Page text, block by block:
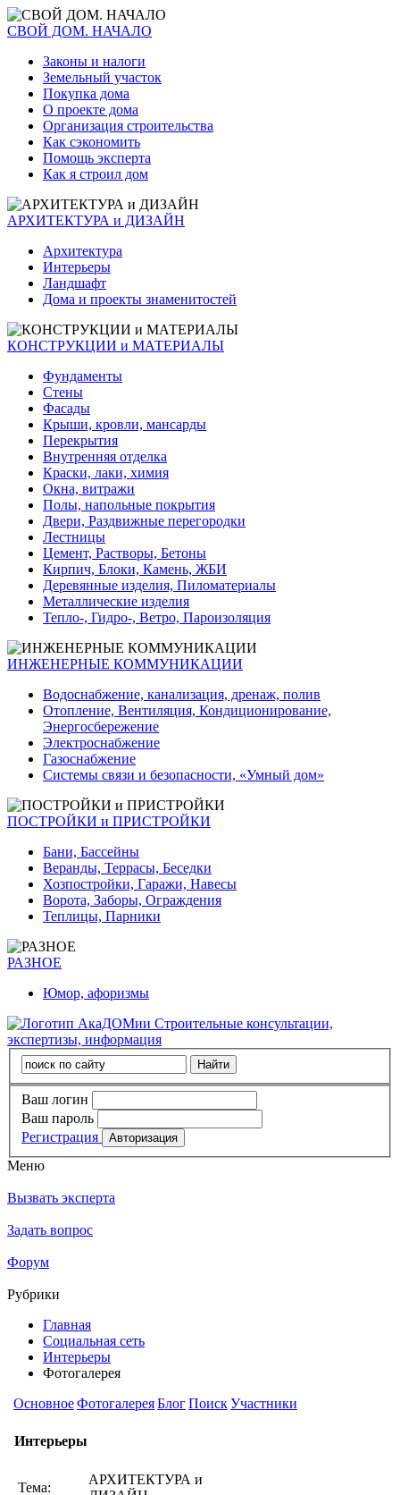
СВОЙ ДОМ. НАЧАЛО
Законы и налоги
Земельный участок
Покупка дома
О проекте дома
Организация строительства
Как сэкономить
Помощь эксперта
Как я строил дом
АРХИТЕКТУРА и ДИЗАЙН
Архитектура
Интерьеры
Ландшафт
Дома и проекты знаменитостей
КОНСТРУКЦИИ и МАТЕРИАЛЫ
Фундаменты
Стены
Фасады
Крыши, кровли, мансарды
Перекрытия
Внутренняя отделка
Краски, лаки, химия
Окна, витражи
Полы, напольные покрытия
Двери, Раздвижные перегородки
Лестницы
Цемент, Растворы, Бетоны
Кирпич, Блоки, Камень, ЖБИ
Деревянные изделия, Пиломатериалы
Металлические изделия
Тепло-, Гидро-, Ветро, Пароизоляция
ИНЖЕНЕРНЫЕ КОММУНИКАЦИИ
Водоснабжение, канализация, дренаж, полив
Отопление, Вентиляция, Кондиционирование,
Энергосбережение
Электроснабжение
Газоснабжение
Системы связи и безопасности, «Умный дом»
ПОСТРОЙКИ и ПРИСТРОЙКИ
Бани, Бассейны
Веранды, Террасы, Беседки
Хозпостройки, Гаражи, Навесы
Ворота, Заборы, Ограждения
Теплицы, Парники
РАЗНОЕ
Юмор, афоризмы
Строительные консультации,
экспертизы, информация
Ваш логин
Ваш пароль
Регистрация
Меню
Вызвать эксперта
Задать вопрос
Форум
Рубрики
Главная
Социальная сеть
Интерьеры
Фотогалерея
ОсновноеФотогалереяБлогПоискУчастники
Интерьеры
Тема:
АРХИТЕКТУРА и